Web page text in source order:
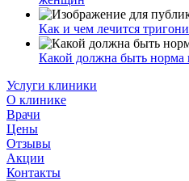
Как и чем лечится
Какой должна быть норма
Услуги клиники
О клинике
Врачи
Цены
Отзывы
Акции
Контакты